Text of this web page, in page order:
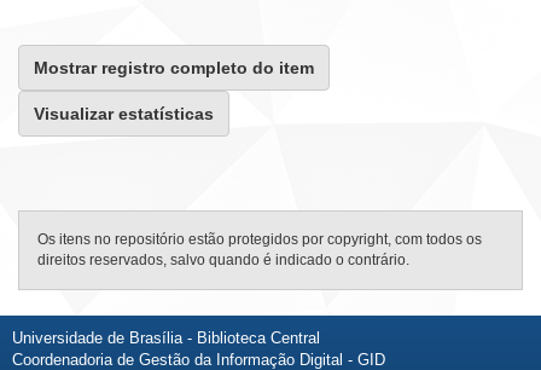
Mostrar registro completo do item
Visualizar estatísticas
Os itens no repositório estão protegidos por copyright, com todos os
direitos reservados, salvo quando é indicado o contrário.
Universidade de Brasília - Biblioteca Central
Coordenadoria de Gestão da Informação Digital - GID